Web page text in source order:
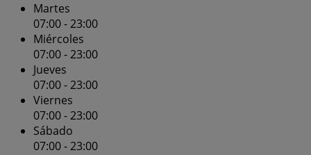
Martes
07:00 - 23:00
Miércoles
07:00 - 23:00
Jueves
07:00 - 23:00
Viernes
07:00 - 23:00
Sábado
07:00 - 23:00